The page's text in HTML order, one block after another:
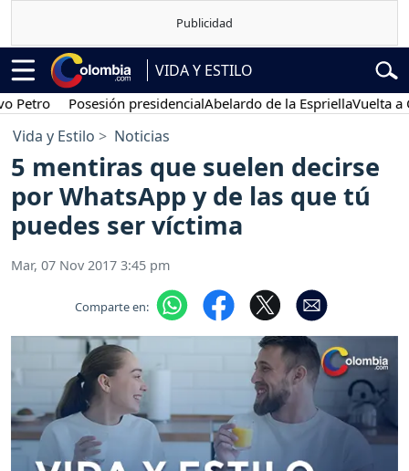
VIDA Y ESTILO
De Interés: Posesión presidencialAbelardo de la EspriellaVuelta
Vida y Estilo Noticias
5 mentiras que suelen decirse
por WhatsApp y de las que tú
puedes ser víctima
Mar, 07 Nov 2017 3:45 pm
Comparte en: